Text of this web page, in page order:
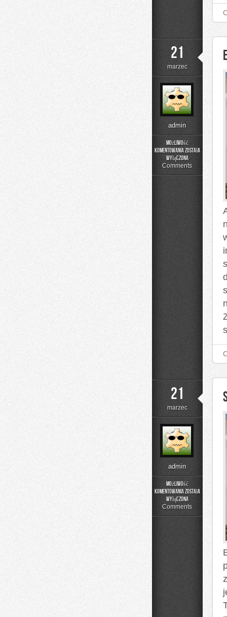
21
marzec
admin
Możliwość
komentowania
Firmowe
została
wyłączona
Comments
21
marzec
admin
Możliwość
komentowania
Jeździecki
została
wyłączona
Comments